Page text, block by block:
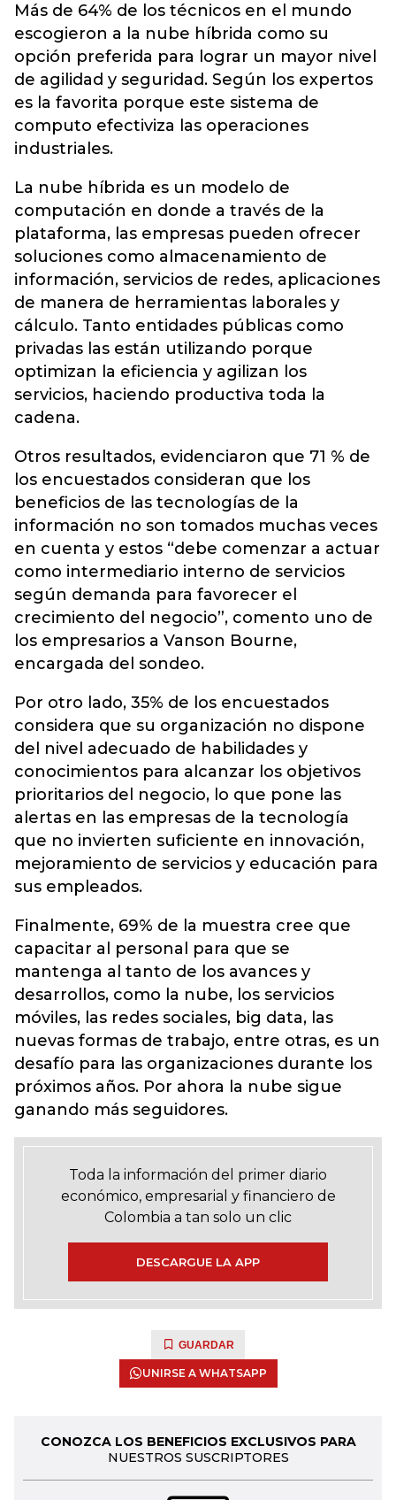
Más de 64% de los técnicos en el mundo
escogieron a la nube híbrida como su
opción preferida para lograr un mayor nivel
de agilidad y seguridad. Según los expertos
es la favorita porque este sistema de
computo efectiviza las operaciones
industriales.
La nube híbrida es un modelo de
computación en donde a través de la
plataforma, las empresas pueden ofrecer
soluciones como almacenamiento de
información, servicios de redes, aplicaciones
de manera de herramientas laborales y
cálculo. Tanto entidades públicas como
privadas las están utilizando porque
optimizan la eficiencia y agilizan los
servicios, haciendo productiva toda la
cadena.
Otros resultados, evidenciaron que 71 % de
los encuestados consideran que los
beneficios de las tecnologías de la
información no son tomados muchas veces
en cuenta y estos “debe comenzar a actuar
como intermediario interno de servicios
según demanda para favorecer el
crecimiento del negocio”, comento uno de
los empresarios a Vanson Bourne,
encargada del sondeo.
Por otro lado, 35% de los encuestados
considera que su organización no dispone
del nivel adecuado de habilidades y
conocimientos para alcanzar los objetivos
prioritarios del negocio, lo que pone las
alertas en las empresas de la tecnología
que no invierten suficiente en innovación,
mejoramiento de servicios y educación para
sus empleados.
Finalmente, 69% de la muestra cree que
capacitar al personal para que se
mantenga al tanto de los avances y
desarrollos, como la nube, los servicios
móviles, las redes sociales, big data, las
nuevas formas de trabajo, entre otras, es un
desafío para las organizaciones durante los
próximos años. Por ahora la nube sigue
ganando más seguidores.
Toda la información del primer diario
económico, empresarial y financiero de
Colombia a tan solo un clic
DESCARGUE LA APP
GUARDAR
UNIRSE A WHATSAPP
CONOZCA LOS BENEFICIOS EXCLUSIVOS PARA
NUESTROS SUSCRIPTORES